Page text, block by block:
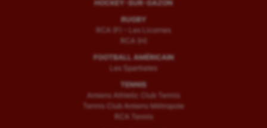
HOCKEY-SUR-GAZON
RUGBY
RCA (F) – Les Licornes
RCA (H)
FOOTBALL AMÉRICAIN
Les Spartiates
TENNIS
Amiens Athletic Club Tennis
Tennis Club Amiens Métropole
RCA Tennis